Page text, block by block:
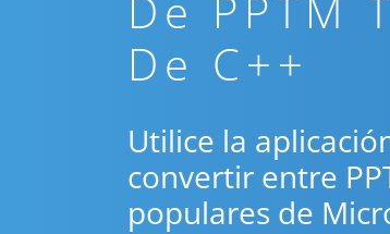
De C++
Utilice la
convertir entre
populares de